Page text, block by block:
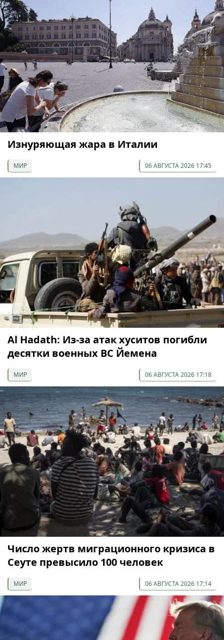
Изнуряющая жара в Италии
МИР 06 АВГУСТА 2026 17:45
Al Hadath: Из-за атак хуситов погибли
десятки военных ВС Йемена
МИР 06 АВГУСТА 2026 17:18
Число жертв миграционного кризиса в
Сеуте превысило 100 человек
МИР 06 АВГУСТА 2026 17:14